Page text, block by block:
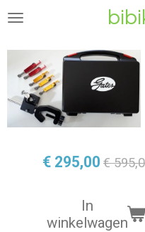
Ga
naar
hoofdinhoud
€ 295,00 €
In
winkelwagen